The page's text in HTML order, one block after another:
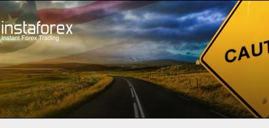
Торговые условия